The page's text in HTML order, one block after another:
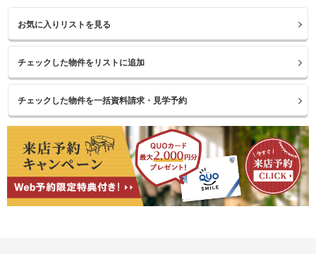
お気に入りリストを見る